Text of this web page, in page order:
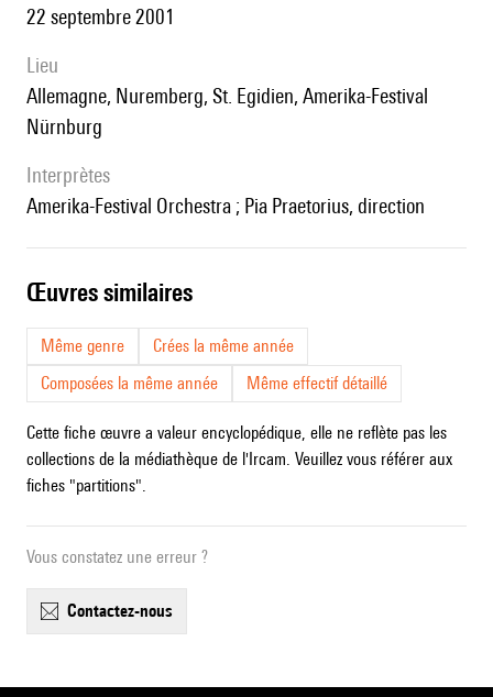
22 septembre 2001
lieu
Allemagne, Nuremberg, St. Egidien, Amerika-Festival
Nürnburg
interprètes
Amerika-Festival Orchestra ; Pia Praetorius, direction
œuvres similaires
Même genre
Crées la même année
Composées la même année
Même effectif détaillé
Cette fiche œuvre a valeur encyclopédique, elle ne reflète pas les
collections de la médiathèque de l'Ircam. Veuillez vous référer aux
fiches "partitions".
Vous constatez une erreur ?
contactez-nous